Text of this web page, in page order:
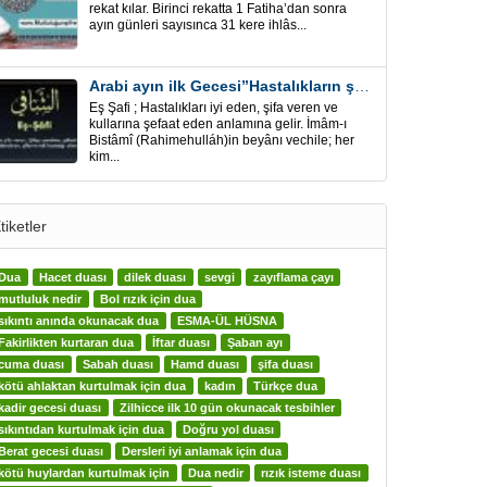
rekat kılar. Birinci rekatta 1 Fatiha’dan sonra
ayın günleri sayısınca 31 kere ihlâs...
Arabi ayın ilk Gecesi”Hastalıkların şifa için” Eş-Şafi
Eş Şafi ; Hastalıkları iyi eden, şifa veren ve
kullarına şefaat eden anlamına gelir. İmâm-ı
Bistâmî (Rahimehulláh)in beyânı vechile; her
kim...
Hacet duası dilek duası sevgi
zayıflama çayı
nedir
Bol rızık için dua
anında okunacak dua
ESMA-ÜL HÜSNA
kurtaran dua
İftar duası
Şaban ayı
duası
Sabah duası Hamd duası
şifa duası
ahlaktan kurtulmak için dua
kadın
Türkçe dua
gecesi duası
Zilhicce ilk 10 gün okunacak tesbihler
kurtulmak için dua
Doğru yol duası
gecesi duası
Dersleri iyi anlamak için dua
huylardan kurtulmak için
Dua nedir rızık isteme duası